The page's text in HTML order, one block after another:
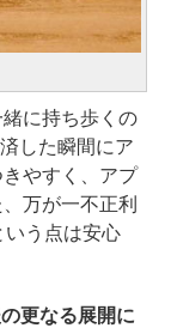
に持ち歩くの
した瞬間にア
やすく、アプ
万が一不正利
いう点は安心
更なる展開に